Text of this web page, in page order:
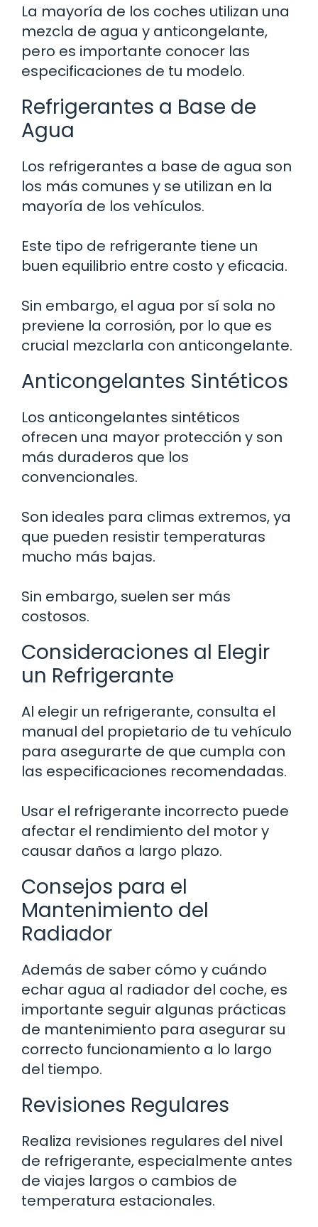
La mayoría de los coches utilizan una
mezcla de agua y anticongelante,
pero es importante conocer las
especificaciones de tu modelo.
Refrigerantes a Base de
Agua
Los refrigerantes a base de agua son
los más comunes y se utilizan en la
mayoría de los vehículos.
Este tipo de refrigerante tiene un
buen equilibrio entre costo y eficacia.
Sin embargo, el agua por sí sola no
previene la corrosión, por lo que es
crucial mezclarla con anticongelante.
Anticongelantes Sintéticos
Los anticongelantes sintéticos
ofrecen una mayor protección y son
más duraderos que los
convencionales.
Son ideales para climas extremos, ya
que pueden resistir temperaturas
mucho más bajas.
Sin embargo, suelen ser más
costosos.
Consideraciones al Elegir
un Refrigerante
Al elegir un refrigerante, consulta el
manual del propietario de tu vehículo
para asegurarte de que cumpla con
las especificaciones recomendadas.
Usar el refrigerante incorrecto puede
afectar el rendimiento del motor y
causar daños a largo plazo.
Consejos para el
Mantenimiento del
Radiador
Además de saber cómo y cuándo
echar agua al radiador del coche, es
importante seguir algunas prácticas
de mantenimiento para asegurar su
correcto funcionamiento a lo largo
del tiempo.
Revisiones Regulares
Realiza revisiones regulares del nivel
de refrigerante, especialmente antes
de viajes largos o cambios de
temperatura estacionales.